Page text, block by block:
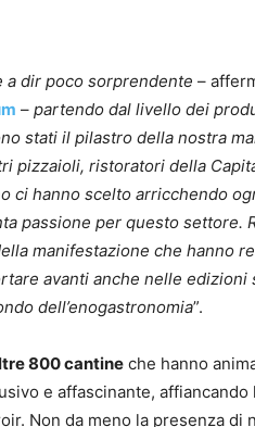
a dir poco sorprendente –
– partendo dal livello dei
stati il pilastro della nostra
pizzaioli, ristoratori della
ci hanno scelto arricchendo
passione per questo settore.
manifestazione che hanno
avanti anche nelle edizioni
dell’enogastronomia”.
800 cantine che hanno
e affascinante,
Non da meno la presenza di